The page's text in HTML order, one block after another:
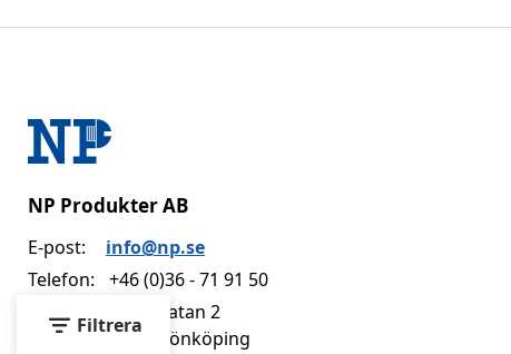
Filtrera
NP Produkter AB
E-post:
info@np.se
Telefon:
+46 (0)36 - 71 91 50
Adress:
Dvärggatan 2
553 02 Jönköping